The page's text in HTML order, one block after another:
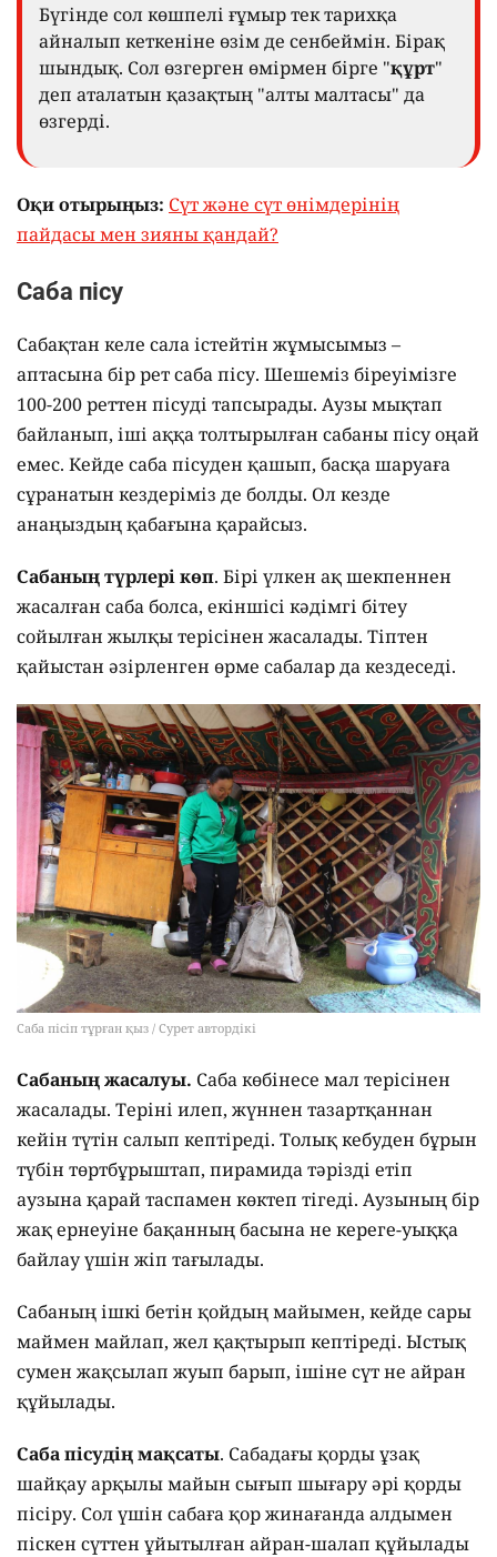
Бүгінде сол көшпелі ғұмыр тек тарихқа
айналып кеткеніне өзім де сенбеймін. Бірақ
шындық. Сол өзгерген өмірмен бірге "құрт"
деп аталатын қазақтың "алты малтасы" да
өзгерді.
Оқи отырыңыз: Сүт және сүт өнімдерінің
пайдасы мен зияны қандай?
Саба пісу
Сабақтан келе сала істейтін жұмысымыз –
аптасына бір рет саба пісу. Шешеміз біреуімізге
100-200 реттен пісуді тапсырады. Аузы мықтап
байланып, іші аққа толтырылған сабаны пісу оңай
емес. Кейде саба пісуден қашып, басқа шаруаға
сұранатын кездеріміз де болды. Ол кезде
анаңыздың қабағына қарайсыз.
Сабаның түрлері көп. Бірі үлкен ақ шекпеннен
жасалған саба болса, екіншісі кәдімгі бітеу
сойылған жылқы терісінен жасалады. Тіптен
қайыстан әзірленген өрме сабалар да кездеседі.
Саба пісіп тұрған қыз / Сурет автордікі
Сабаның жасалуы. Саба көбінесе мал терісінен
жасалады. Теріні илеп, жүннен тазартқаннан
кейін түтін салып кептіреді. Толық кебуден бұрын
түбін төртбұрыштап, пирамида тәрізді етіп
аузына қарай таспамен көктеп тігеді. Аузының бір
жақ ернеуіне бақанның басына не кереге-уыққа
байлау үшін жіп тағылады.
Сабаның ішкі бетін қойдың майымен, кейде сары
маймен майлап, жел қақтырып кептіреді. Ыстық
сумен жақсылап жуып барып, ішіне сүт не айран
құйылады.
Саба пісудің мақсаты. Сабадағы қорды ұзақ
шайқау арқылы майын сығып шығару әрі қорды
пісіру. Сол үшін сабаға қор жинағанда алдымен
піскен сүттен ұйытылған айран-шалап құйылады